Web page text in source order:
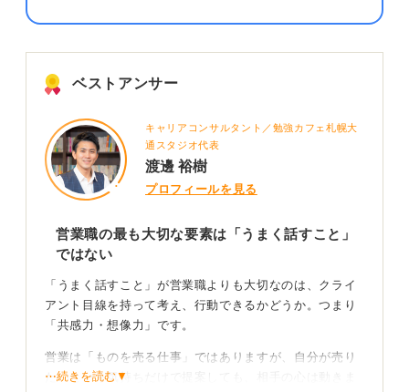
ベストアンサー
キャリアコンサルタント／勉強カフェ札幌大
通スタジオ代表
渡邊 裕樹
プロフィールを見る
営業職の最も大切な要素は「うまく話すこと」
ではない
「うまく話すこと」が営業職よりも大切なのは、クライ
アント目線を持って考え、行動できるかどうか。つまり
「共感力・想像力」です。
営業は「ものを売る仕事」ではありますが、自分が売り
たいという気持ちだけで提案しても、相手の心は動きま
⋯続きを読む▼